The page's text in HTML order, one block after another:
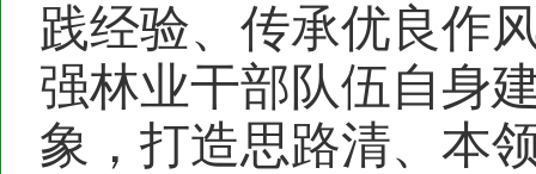
践经验、传承优良作
强林业干部队伍自身
象，打造思路清、本